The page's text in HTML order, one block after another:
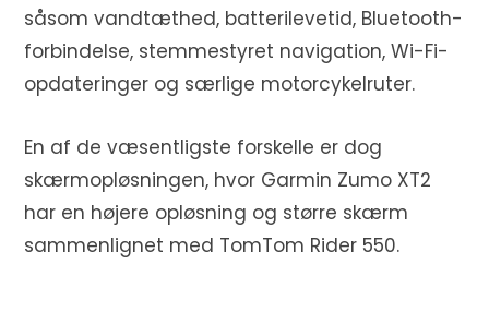
såsom vandtæthed, batterilevetid, Bluetooth-
forbindelse, stemmestyret navigation, Wi-Fi-
opdateringer og særlige motorcykelruter.
En af de væsentligste forskelle er dog
skærmopløsningen, hvor Garmin Zumo XT2
har en højere opløsning og større skærm
sammenlignet med TomTom Rider 550.